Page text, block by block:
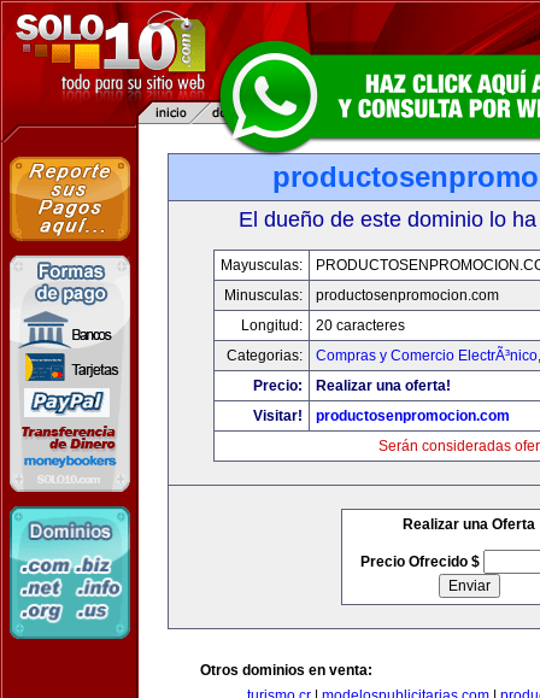
El dueño de este dominio lo
Mayusculas:
Minusculas:
productosenpromocion.com
Longitud:
20 caracteres
Categorias:
Compras y Comercio ElectrÃ³nico
Precio:
Realizar una oferta!
Visitar!
productosenpromocion.com
Serán consideradas
Realizar una Oferta
Precio Ofrecido $
Otros dominios en venta: